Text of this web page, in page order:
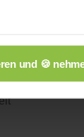
und 🍪